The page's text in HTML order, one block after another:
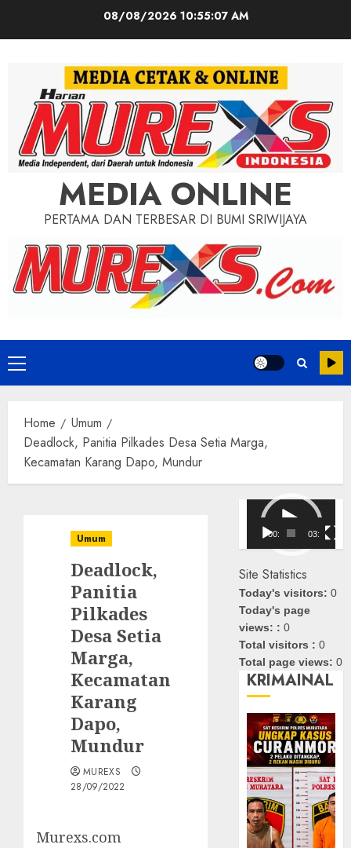
08/08/2026 10:55:09 AM
MEDIA ONLINE
PERTAMA DAN TERBESAR DI BUMI SRIWIJAYA
Primary
Menu
Home
Umum
Deadlock, Panitia Pilkades Desa Setia Marga,
Kecamatan Karang Dapo, Mundur
Umum
Deadlock,
Panitia
Pilkades
Desa Setia
Marga,
Kecamatan
Karang
Dapo,
Mundur
MUREXS
28/09/2022
Murexs.com
Pemutar
Video
00:00 03:08
Site Statistics
Today's visitors:0
Today's page
views: :0
Total visitors :0
Total page views:0
KRIMAINAL